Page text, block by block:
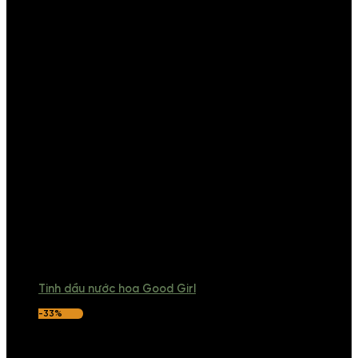
Tinh dầu nước hoa Good Girl
-33%